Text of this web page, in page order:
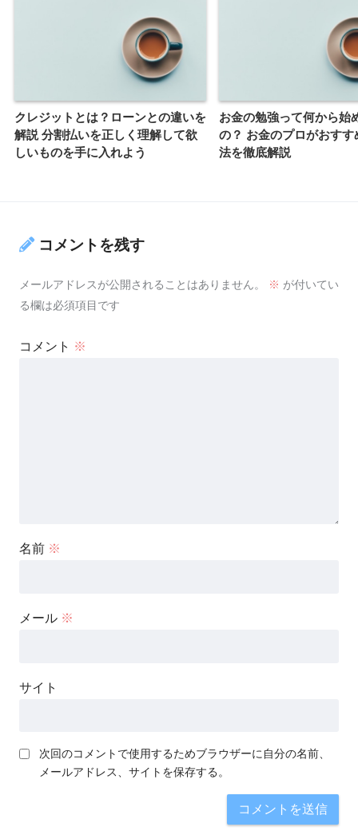
クレジットとは？ローンとの違いを
解説 分割払いを正しく理解して欲
しいものを手に入れよう
お金の勉強って何から始
の？ お金のプロがおすす
法を徹底解説
コメントを残す
メールアドレスが公開されることはありません。 ※ が付いてい
る欄は必須項目です
コメント ※
名前 ※
メール ※
サイト
次回のコメントで使用するためブラウザーに自分の名前、
メールアドレス、サイトを保存する。